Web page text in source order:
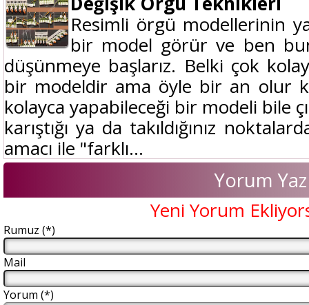
Resimli örgü modellerinin
bir model görür ve ben
düşünmeye başlarız. Belki çok
bir modeldir ama öyle bir an olur
kolayca yapabileceği bir modeli bile
karıştığı ya da takıldığınız
amacı ile "farklı...
Yorum Yaz
Yeni Yorum
Rumuz (*)
Mail
Yorum (*)